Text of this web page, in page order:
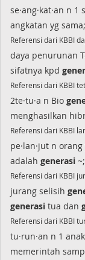
se·ang·kat·an n
angkatan yg sama;
Referensi dari KBBI
daya penurunan
sifatnya kpd
Referensi dari KBBI
2te·tu·a n Bio
menghasilkan
Referensi dari KBBI
pe·lan·jut n
adalah generasi ~;
Referensi dari KBBI
jurang selisih
generasi tua dan
Referensi dari KBBI
tu·run·an n 1
memerintah